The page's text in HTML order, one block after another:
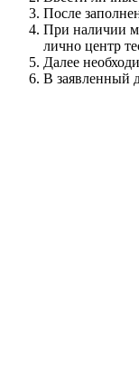
После
При наличии
лично центр
Далее
В заявленный